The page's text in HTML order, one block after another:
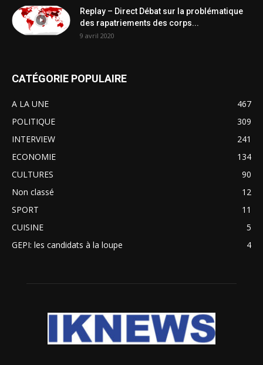
Replay – Direct Débat sur la problématique
des rapatriements des corps...
9 avril 2020
CATÉGORIE POPULAIRE
A LA UNE
467
POLITIQUE
309
INTERVIEW
241
ECONOMIE
134
CULTURES
90
Non classé
12
SPORT
11
CUISINE
5
GEPI: les candidats à la loupe
4